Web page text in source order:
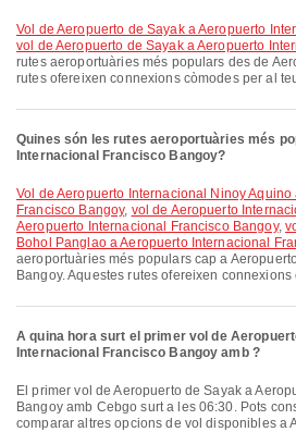
vol de Aeropuerto de Sayak a Aeropuerto
vol de Aeropuerto de Sayak a Aeropuerto
rutes aeroportuàries més populars des de
rutes ofereixen connexions còmodes per al
Quines són les rutes aeroportuàries més
Internacional Francisco Bangoy?
vol de Aeropuerto Internacional Ninoy Aquino a Aeropuerto Internacional
Francisco Bangoy, vol de Aeropuerto
Aeropuerto Internacional Francisco Bangoy,
Bohol Panglao a Aeropuerto Internacional
aeroportuàries més populars cap a
Bangoy. Aquestes rutes ofereixen
A quina hora surt el primer vol de
Internacional Francisco Bangoy amb ?
El primer vol de Aeropuerto de Sayak a Aeropuerto Internacional Francisco
Bangoy amb Cebgo surt a les 06:30. Pots
comparar altres opcions de vol disponibles a